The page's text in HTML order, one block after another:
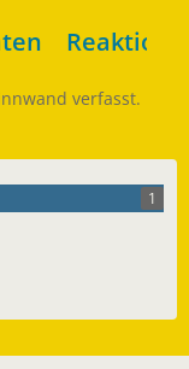
verfasst.
1